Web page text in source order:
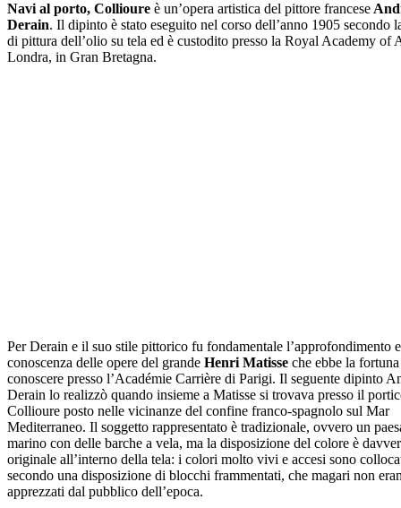
Navi al porto, Collioure è un’opera artistica del pittore francese
Derain. Il dipinto è stato eseguito nel corso dell’anno 1905 secondo
di pittura dell’olio su tela ed è custodito presso la Royal Academy of
Londra, in Gran Bretagna.
Per Derain e il suo stile pittorico fu fondamentale l’approfondimento
conoscenza delle opere del grande Henri Matisse che ebbe la
conoscere presso l’Académie Carrière di Parigi. Il seguente dipinto
Derain lo realizzò quando insieme a Matisse si trovava presso il
Collioure posto nelle vicinanze del confine franco-spagnolo sul Mar
Mediterraneo. Il soggetto rappresentato è tradizionale, ovvero un
marino con delle barche a vela, ma la disposizione del colore è
originale all’interno della tela: i colori molto vivi e accesi sono
secondo una disposizione di blocchi frammentati, che magari non
apprezzati dal pubblico dell’epoca.